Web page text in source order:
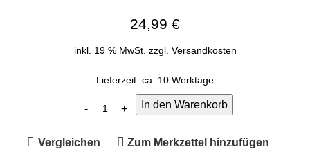
24,99 €
inkl. 19 % MwSt. zzgl. Versandkosten
Lieferzeit: ca. 10 Werktage
In den Warenkorb
Vergleichen Zum Merkzettel hinzufügen